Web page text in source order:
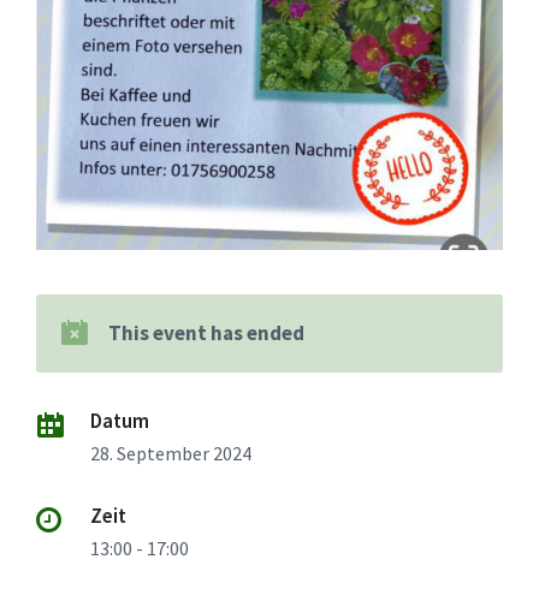
This event has ended
Datum
28. September 2024
Zeit
13:00 - 17:00